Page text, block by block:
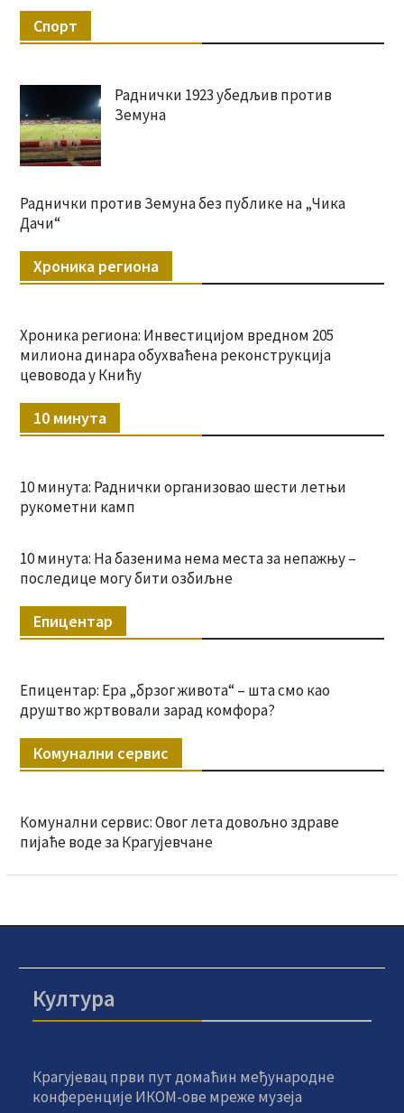
Спорт
Раднички 1923 убедљив против
Земуна
Раднички против Земуна без публике на „Чика
Дачи“
Хроника региона
Хроника региона: Инвестицијом вредном 205
милиона динара обухваћена реконструкција
цевовода у Книћу
10 минута
10 минута: Раднички организовао шести летњи
рукометни камп
10 минута: На базенима нема места за непажњу –
последице могу бити озбиљне
Епицентар
Епицентар: Ера „брзог живота“ – шта смо као
друштво жртвовали зарад комфора?
Комунални сервис
Комунални сервис: Овог лета довољно здраве
пијаће воде за Крагујевчане
Култура
Крагујевац први пут домаћин међународне
конференције ИКОМ-ове мреже музеја